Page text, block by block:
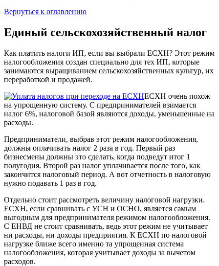
Вернуться к оглавлению
Единый сельскохозяйственный налог
Как платить налоги ИП, если вы выбрали ЕСХН? Этот режим
налогообложения создан специально для тех ИП, которые
занимаются выращиванием сельскохозяйственных культур, их
переработкой и продажей.
ЕСХН очень похож
на упрощенную систему. С предпринимателей взимается
налог 6%, налоговой базой являются доходы, уменьшенные на
расходы.
Предприниматели, выбрав этот режим налогообложения,
должны оплачивать налог 2 раза в год. Первый раз
бизнесмены должны это сделать, когда подведут итог 1
полугодия. Второй раз налог уплачивается после того, как
закончится налоговый период. А вот отчетность в налоговую
нужно подавать 1 раз в год.
Отдельно стоит рассмотреть величину налоговой нагрузки.
ЕСХН, если сравнивать с УСН и ОСНО, является самым
выгодным для предпринимателя режимом налогообложения.
С ЕНВД не стоит сравнивать, ведь этот режим не учитывает
ни расходы, ни доходы предприятия. К ЕСХН по налоговой
нагрузке ближе всего именно та упрощенная система
налогообложения, которая учитывает доходы за вычетом
расходов.